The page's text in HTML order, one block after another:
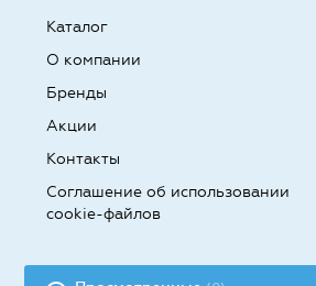
Каталог
О компании
Бренды
Акции
Контакты
Соглашение об использовании
cookie-файлов